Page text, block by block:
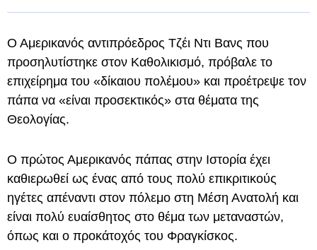
Ο Αμερικανός αντιπρόεδρος Τζέι Ντι Βανς που
προσηλυτίστηκε στον Καθολικισμό, πρόβαλε το
επιχείρημα του «δίκαιου πολέμου» και προέτρεψε τον
πάπα να «είναι προσεκτικός» στα θέματα της
Θεολογίας.
Ο πρώτος Αμερικανός πάπας στην Ιστορία έχει
καθιερωθεί ως ένας από τους πολύ επικριτικούς
ηγέτες απέναντι στον πόλεμο στη Μέση Ανατολή και
είναι πολύ ευαίσθητος στο θέμα των μεταναστών,
όπως και ο προκάτοχός του Φραγκίσκος.